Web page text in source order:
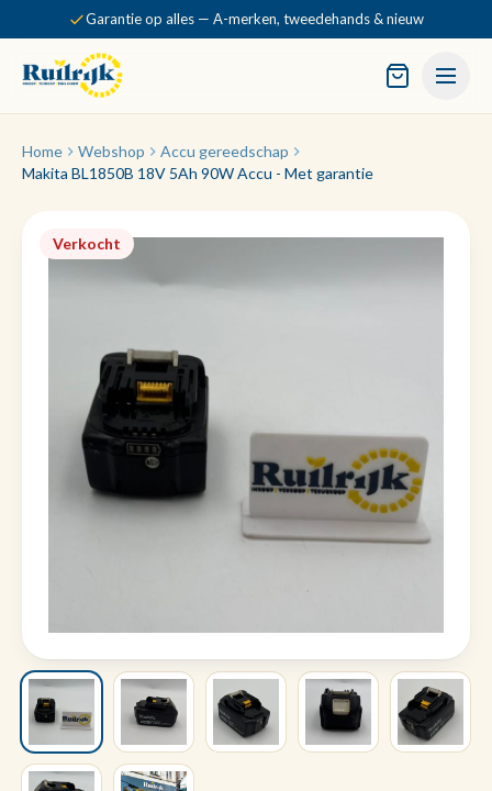
Garantie op alles — A-merken, tweedehands & nieuw
Home Webshop
Accu gereedschap
Makita BL1850B 18V 5Ah 90W Accu - Met garantie
Verkocht